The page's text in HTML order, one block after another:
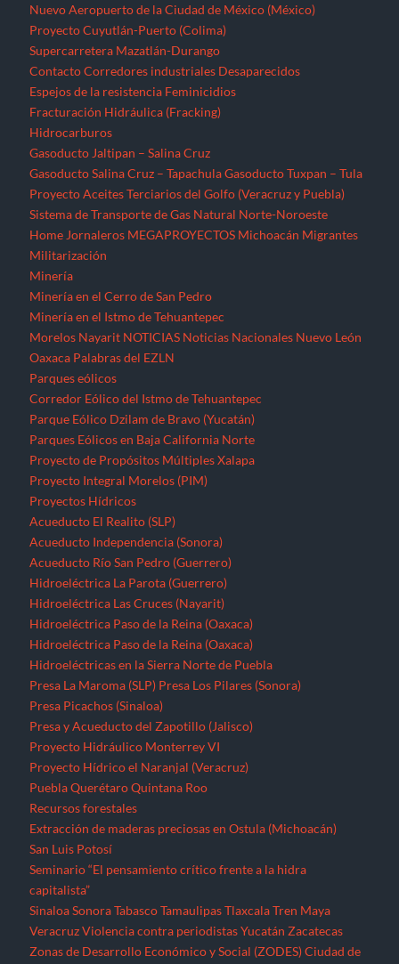
Nuevo Aeropuerto de la Ciudad de México (México)
Proyecto Cuyutlán-Puerto (Colima)
Supercarretera Mazatlán-Durango
Contacto Corredores industriales Desaparecidos
Espejos de la resistencia Feminicidios
Fracturación Hidráulica (Fracking)
Hidrocarburos
Gasoducto Jaltipan – Salina Cruz
Gasoducto Salina Cruz – Tapachula Gasoducto Tuxpan – Tula
Proyecto Aceites Terciarios del Golfo (Veracruz y Puebla)
Sistema de Transporte de Gas Natural Norte-Noroeste
Home Jornaleros MEGAPROYECTOS Michoacán Migrantes
Militarización
Minería
Minería en el Cerro de San Pedro
Minería en el Istmo de Tehuantepec
Morelos Nayarit NOTICIAS Noticias Nacionales Nuevo León
Oaxaca Palabras del EZLN
Parques eólicos
Corredor Eólico del Istmo de Tehuantepec
Parque Eólico Dzilam de Bravo (Yucatán)
Parques Eólicos en Baja California Norte
Proyecto de Propósitos Múltiples Xalapa
Proyecto Integral Morelos (PIM)
Proyectos Hídricos
Acueducto El Realito (SLP)
Acueducto Independencia (Sonora)
Acueducto Río San Pedro (Guerrero)
Hidroeléctrica La Parota (Guerrero)
Hidroeléctrica Las Cruces (Nayarit)
Hidroeléctrica Paso de la Reina (Oaxaca)
Hidroeléctrica Paso de la Reina (Oaxaca)
Hidroeléctricas en la Sierra Norte de Puebla
Presa La Maroma (SLP) Presa Los Pilares (Sonora)
Presa Picachos (Sinaloa)
Presa y Acueducto del Zapotillo (Jalisco)
Proyecto Hidráulico Monterrey VI
Proyecto Hídrico el Naranjal (Veracruz)
Puebla Querétaro Quintana Roo
Recursos forestales
Extracción de maderas preciosas en Ostula (Michoacán)
San Luis Potosí
Seminario “El pensamiento crítico frente a la hidra
capitalista”
Sinaloa Sonora Tabasco Tamaulipas Tlaxcala Tren Maya
Veracruz Violencia contra periodistas Yucatán Zacatecas
Zonas de Desarrollo Económico y Social (ZODES) Ciudad de